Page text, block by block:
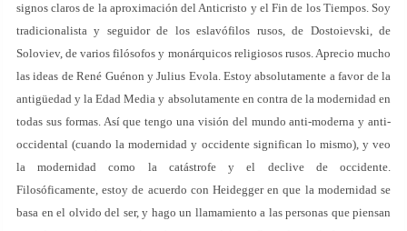
signos claros de la aproximación del Anticristo y el Fin de los Tiempos. Soy
tradicionalista y seguidor de los eslavófilos rusos, de Dostoievski, de
Soloviev, de varios filósofos y monárquicos religiosos rusos. Aprecio mucho
las ideas de René Guénon y Julius Evola. Estoy absolutamente a favor de la
antigüedad y la Edad Media y absolutamente en contra de la modernidad en
todas sus formas. Así que tengo una visión del mundo anti-moderna y anti-
occidental (cuando la modernidad y occidente significan lo mismo), y veo
la modernidad como la catástrofe y el declive de occidente.
Filosóficamente, estoy de acuerdo con Heidegger en que la modernidad se
basa en el olvido del ser, y hago un llamamiento a las personas que piensan